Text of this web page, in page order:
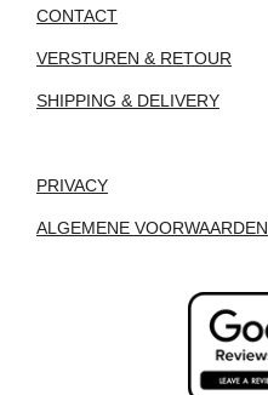
CONTACT
VERSTUREN & RETOUR
SHIPPING & DELIVERY
PRIVACY
ALGEMENE VOORWAARDEN